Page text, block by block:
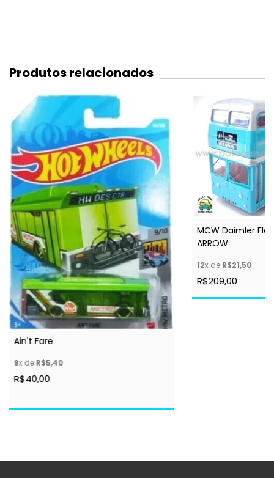
Produtos relacionados
Ain't Fare
9x deR$5,40
R$40,00
MCW Daimler
ARROW
12x de R$21,50
R$209,00